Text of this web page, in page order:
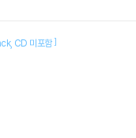
CD 미포함]